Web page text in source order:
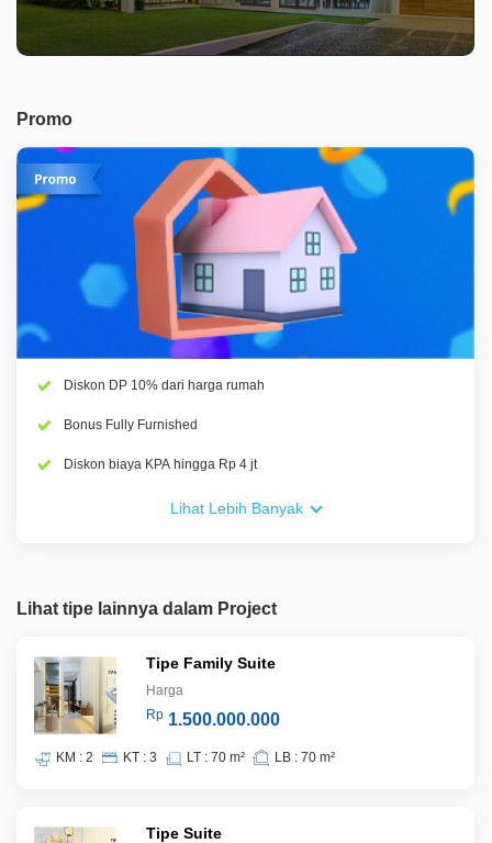
Promo
Diskon DP 10% dari harga rumah
Bonus Fully Furnished
Diskon biaya KPA hingga Rp 4 jt
Bebas biaya BPHTBLihat Lebih Banyak
Lihat tipe lainnya dalam Project
Tipe Family Suite
Harga
Rp 1.500.000.000
KM : 2 KT : 3 LT : 70 m² LB : 70 m²
Tipe Suite